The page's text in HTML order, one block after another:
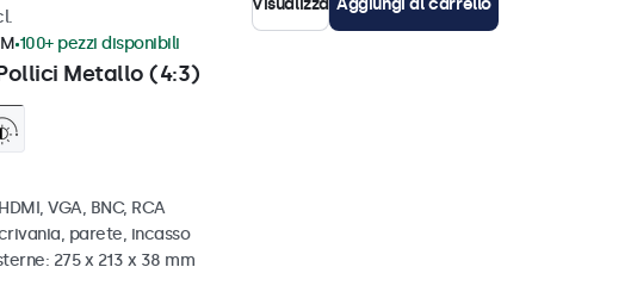
Visualizza Aggiungi al carrello
Metallo (4:3)
100+ pezzi disponibili
VGA, BNC, RCA
parete, incasso
275 x 213 x 38 mm